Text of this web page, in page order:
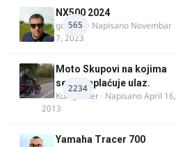
565
NX500 2024
godovic · Napisano Novembar
7, 2023
2234
Moto Skupovi na kojima
se ne naplaćuje ulaz.
Kum_Mixer · NapisanoApril 16,
2013
Yamaha Tracer 700